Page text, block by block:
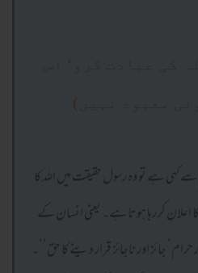
کی عبادت کرو‘ اس
معبود نہیں)
کہی ہے تو وہ رسول حقیقت میں اللہ کا
اعلان کررہا ہوتا ہے۔ یعنی انسان کے
جائز اور ناجائز قرار دینے کا حق‘‘۔